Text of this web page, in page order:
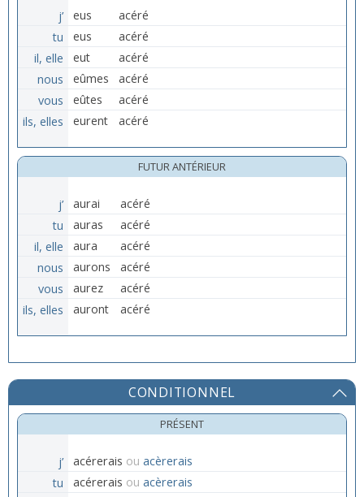
j’ eus
acéré
tu
eus
acéré
il, elle
eut
acéré
nous
eûmes
acéré
vous
eûtes
acéré
ils, elles
eurent acéré
FUTUR ANTÉRIEUR
j’ aurai
acéré
tu
auras
acéré
il, elle
aura
acéré
nous
aurons
acéré
vous
aurez
acéré
ils, elles
auront acéré
CONDITIONNEL
PRÉSENT
j’ acérerais ou acèrerais
tu
acérerais ou acèrerais